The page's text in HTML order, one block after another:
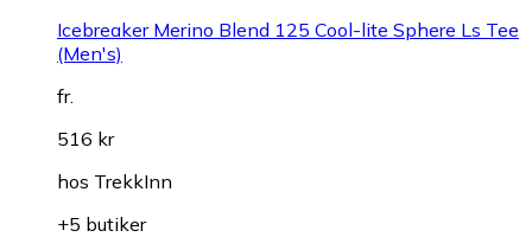
Icebreaker Merino Blend 125 Cool-lite Sphere Ls Tee
(Men's)
fr.
516 kr
hos TrekkInn
+5 butiker